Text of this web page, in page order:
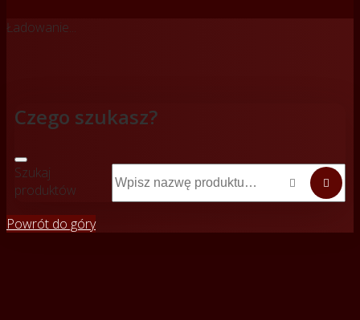
Ładowanie...
Czego szukasz?
Szukaj
produktów
 
Powrót do góry